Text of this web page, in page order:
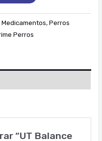
Medicamentos,Perros
Perros
“UT Balance